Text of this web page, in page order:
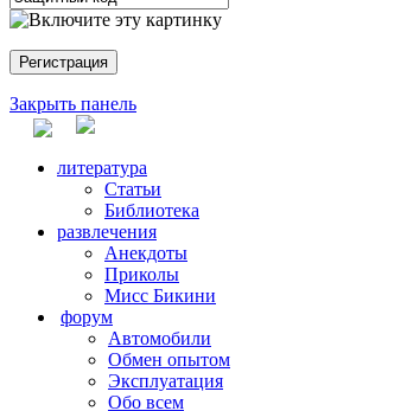
Закрыть панель
литература
Статьи
Библиотека
развлечения
Анекдоты
Приколы
Мисс Бикини
форум
Автомобили
Обмен опытом
Эксплуатация
Обо всем